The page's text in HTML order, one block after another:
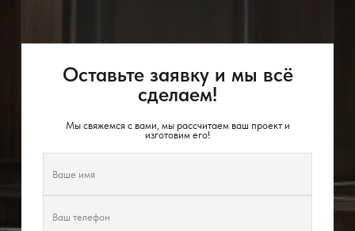
Оставьте заявку и мы всё
сделаем!
Мы свяжемся с вами, мы рассчитаем ваш проект и
изготовим его!